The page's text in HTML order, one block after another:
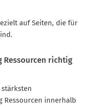
auf Seiten, die für
Ressourcen richtig
Ressourcen innerhalb